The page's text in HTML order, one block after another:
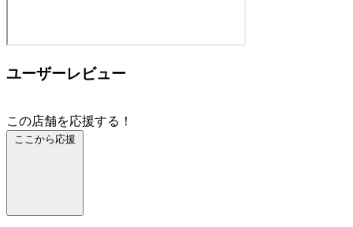
ユーザーレビュー
この店舗を応援する！
ここから応援